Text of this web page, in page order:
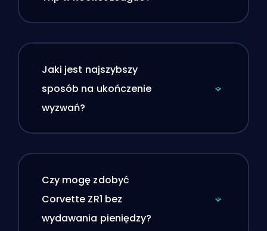
Jaki jest najszybszy
sposób na ukończenie
wyzwań?
Czy mogę zdobyć
Corvette ZR1 bez
wydawania pieniędzy?